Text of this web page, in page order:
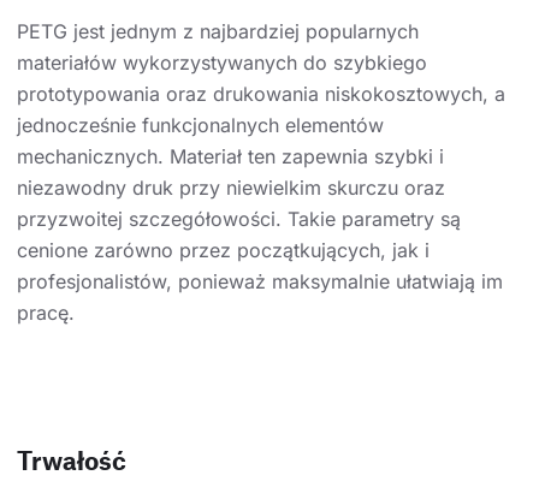
PETG jest jednym z najbardziej popularnych
materiałów wykorzystywanych do szybkiego
prototypowania oraz drukowania niskokosztowych, a
jednocześnie funkcjonalnych elementów
mechanicznych. Materiał ten zapewnia szybki i
niezawodny druk przy niewielkim skurczu oraz
przyzwoitej szczegółowości. Takie parametry są
cenione zarówno przez początkujących, jak i
profesjonalistów, ponieważ maksymalnie ułatwiają im
pracę.
Trwałość